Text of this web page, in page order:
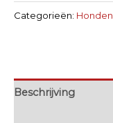
Categorieën: Honden
Beschrijving